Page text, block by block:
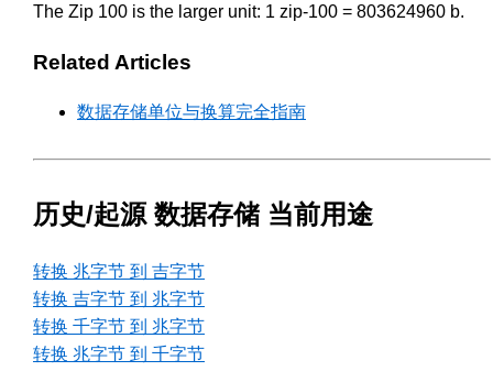
The Zip 100 is the larger unit: 1 zip-100 = 803624960 b.
Related Articles
数据存储单位与换算完全指南
历史/起源 数据存储 当前用途
转换 兆字节 到 吉字节
转换 吉字节 到 兆字节
转换 千字节 到 兆字节
转换 兆字节 到 千字节